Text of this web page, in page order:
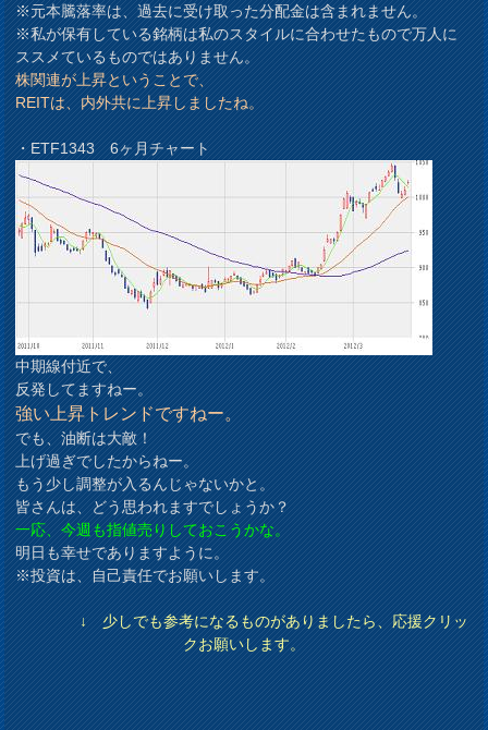
※元本騰落率は、過去に受け取った分配金は含まれません。
※私が保有している銘柄は私のスタイルに合わせたもので万人に
ススメているものではありません。
株関連が上昇ということで、
REITは、内外共に上昇しましたね。
・ETF1343 6ヶ月チャート
中期線付近で、
反発してますねー。
強い上昇トレンドですねー。
でも、油断は大敵！
上げ過ぎでしたからねー。
もう少し調整が入るんじゃないかと。
皆さんは、どう思われますでしょうか？
一応、今週も指値売りしておこうかな。
明日も幸せでありますように。
※投資は、自己責任でお願いします。
↓ 少しでも参考になるものがありましたら、応援クリッ
クお願いします。